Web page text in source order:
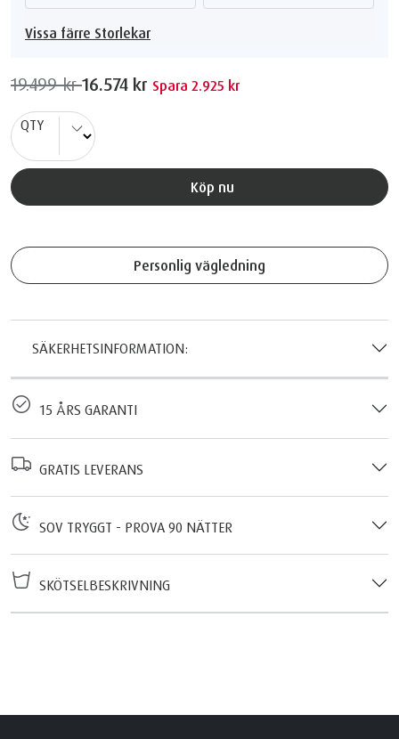
Vissa färre Storlekar
19.499 kr16.574 kr Spara 2.925 kr
QTY
Köp nu
Personlig vägledning
SÄKERHETSINFORMATION:
15 ÅRS GARANTI
GRATIS LEVERANS
SOV TRYGGT - PROVA 90 NÄTTER
SKÖTSELBESKRIVNING